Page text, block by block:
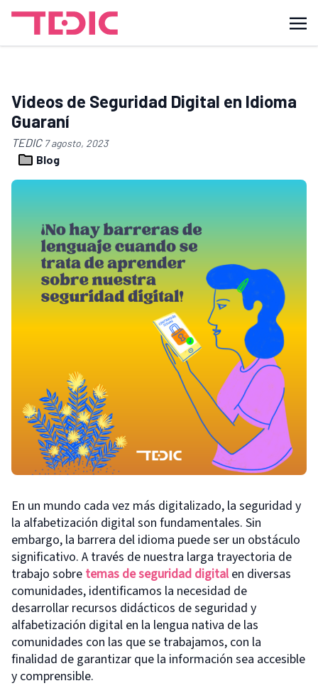
Videos de Seguridad Digital en Idioma
Guaraní
TEDIC 7 agosto, 2023
Blog
En un mundo cada vez más digitalizado, la seguridad y
la alfabetización digital son fundamentales. Sin
embargo, la barrera del idioma puede ser un obstáculo
significativo. A través de nuestra larga trayectoria de
trabajo sobre temas de seguridad digitalen diversas
comunidades, identificamos la necesidad de
desarrollar recursos didácticos de seguridad y
alfabetización digital en la lengua nativa de las
comunidades con las que se trabajamos, con la
finalidad de garantizar que la información sea accesible
y comprensible.